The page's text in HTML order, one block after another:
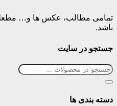
تمامی مطالب، عکس ها و…
باشد.
جستجو در سایت
دسته بندی ها